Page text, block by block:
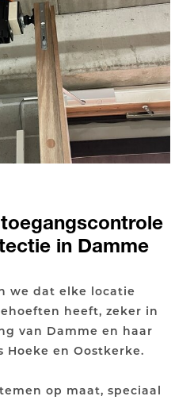
in Damme
we dat elke locatie
heeft, zeker in
van Damme en haar
Hoeke en Oostkerke.
op maat, speciaal